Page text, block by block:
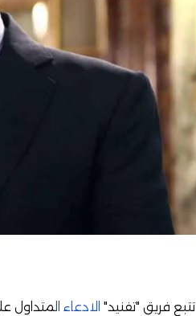
تتبع فريق "تفنيد" الادعاء ال